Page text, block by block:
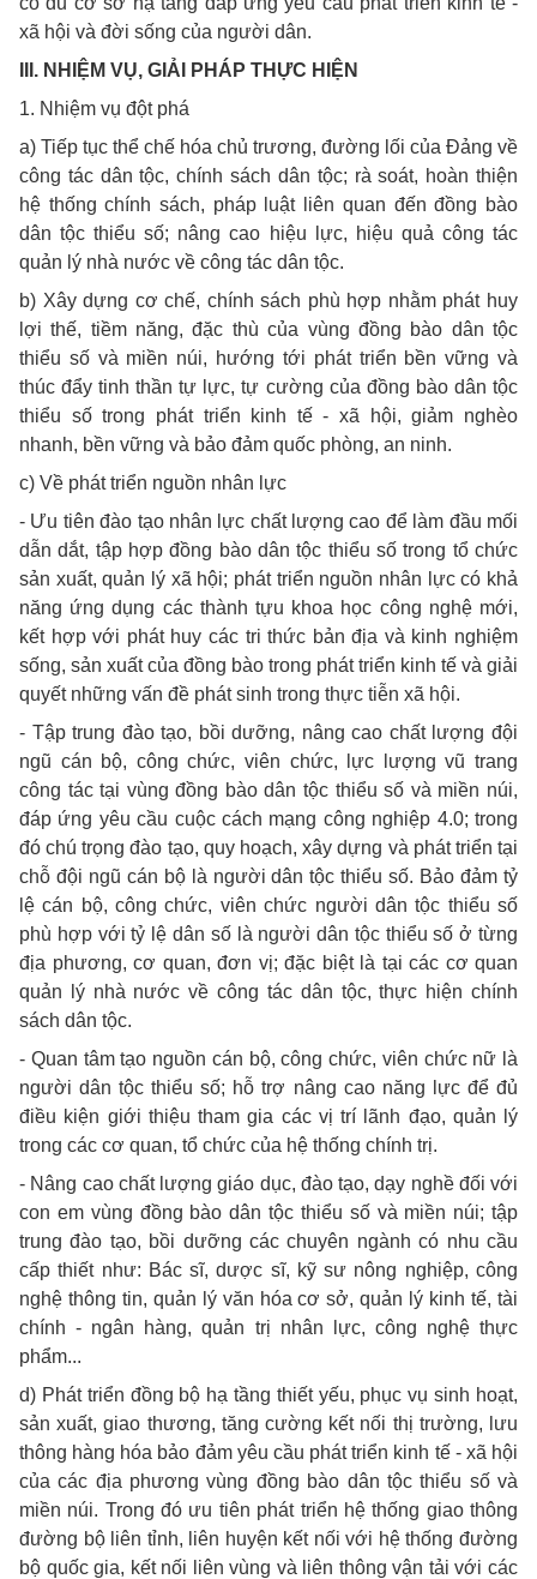
xã hội và đời sống của người dân.
III. NHIỆM VỤ, GIẢI PHÁP THỰC HIỆN
1. Nhiệm vụ đột phá
a) Tiếp tục thể chế hóa chủ trương, đường lối của Đảng về
công tác dân tộc, chính sách dân tộc; rà soát, hoàn thiện
hệ thống chính sách, pháp luật liên quan đến đồng bào
dân tộc thiểu số; nâng cao hiệu lực, hiệu quả công tác
quản lý nhà nước về công tác dân tộc.
b) Xây dựng cơ chế, chính sách phù hợp nhằm phát huy
lợi thế, tiềm năng, đặc thù của vùng đồng bào dân tộc
thiểu số và miền núi, hướng tới phát triển bền vững và
thúc đẩy tinh thần tự lực, tự cường của đồng bào dân tộc
thiểu số trong phát triển kinh tế - xã hội, giảm nghèo
nhanh, bền vững và bảo đảm quốc phòng, an ninh.
c) Về phát triển nguồn nhân lực
- Ưu tiên đào tạo nhân lực chất lượng cao để làm đầu mối
dẫn dắt, tập hợp đồng bào dân tộc thiểu số trong tổ chức
sản xuất, quản lý xã hội; phát triển nguồn nhân lực có khả
năng ứng dụng các thành tựu khoa học công nghệ mới,
kết hợp với phát huy các tri thức bản địa và kinh nghiệm
sống, sản xuất của đồng bào trong phát triển kinh tế và giải
quyết những vấn đề phát sinh trong thực tiễn xã hội.
- Tập trung đào tạo, bồi dưỡng, nâng cao chất lượng đội
ngũ cán bộ, công chức, viên chức, lực lượng vũ trang
công tác tại vùng đồng bào dân tộc thiểu số và miền núi,
đáp ứng yêu cầu cuộc cách mạng công nghiệp 4.0; trong
đó chú trọng đào tạo, quy hoạch, xây dựng và phát triển tại
chỗ đội ngũ cán bộ là người dân tộc thiểu số. Bảo đảm tỷ
lệ cán bộ, công chức, viên chức người dân tộc thiểu số
phù hợp với tỷ lệ dân số là người dân tộc thiểu số ở từng
địa phương, cơ quan, đơn vị; đặc biệt là tại các cơ quan
quản lý nhà nước về công tác dân tộc, thực hiện chính
sách dân tộc.
- Quan tâm tạo nguồn cán bộ, công chức, viên chức nữ là
người dân tộc thiểu số; hỗ trợ nâng cao năng lực để đủ
điều kiện giới thiệu tham gia các vị trí lãnh đạo, quản lý
trong các cơ quan, tổ chức của hệ thống chính trị.
- Nâng cao chất lượng giáo dục, đào tạo, dạy nghề đối với
con em vùng đồng bào dân tộc thiểu số và miền núi; tập
trung đào tạo, bồi dưỡng các chuyên ngành có nhu cầu
cấp thiết như: Bác sĩ, dược sĩ, kỹ sư nông nghiệp, công
nghệ thông tin, quản lý văn hóa cơ sở, quản lý kinh tế, tài
chính - ngân hàng, quản trị nhân lực, công nghệ thực
phẩm...
d) Phát triển đồng bộ hạ tầng thiết yếu, phục vụ sinh hoạt,
sản xuất, giao thương, tăng cường kết nối thị trường, lưu
thông hàng hóa bảo đảm yêu cầu phát triển kinh tế - xã hội
của các địa phương vùng đồng bào dân tộc thiểu số và
miền núi. Trong đó ưu tiên phát triển hệ thống giao thông
đường bộ liên tỉnh, liên huyện kết nối với hệ thống đường
bộ quốc gia, kết nối liên vùng và liên thông vận tải với các